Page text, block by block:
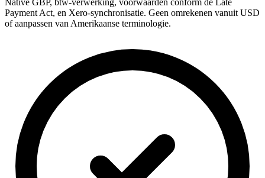
Payment Act, en Xero-synchronisatie. Geen omrekenen vanuit USD
of aanpassen van Amerikaanse terminologie.